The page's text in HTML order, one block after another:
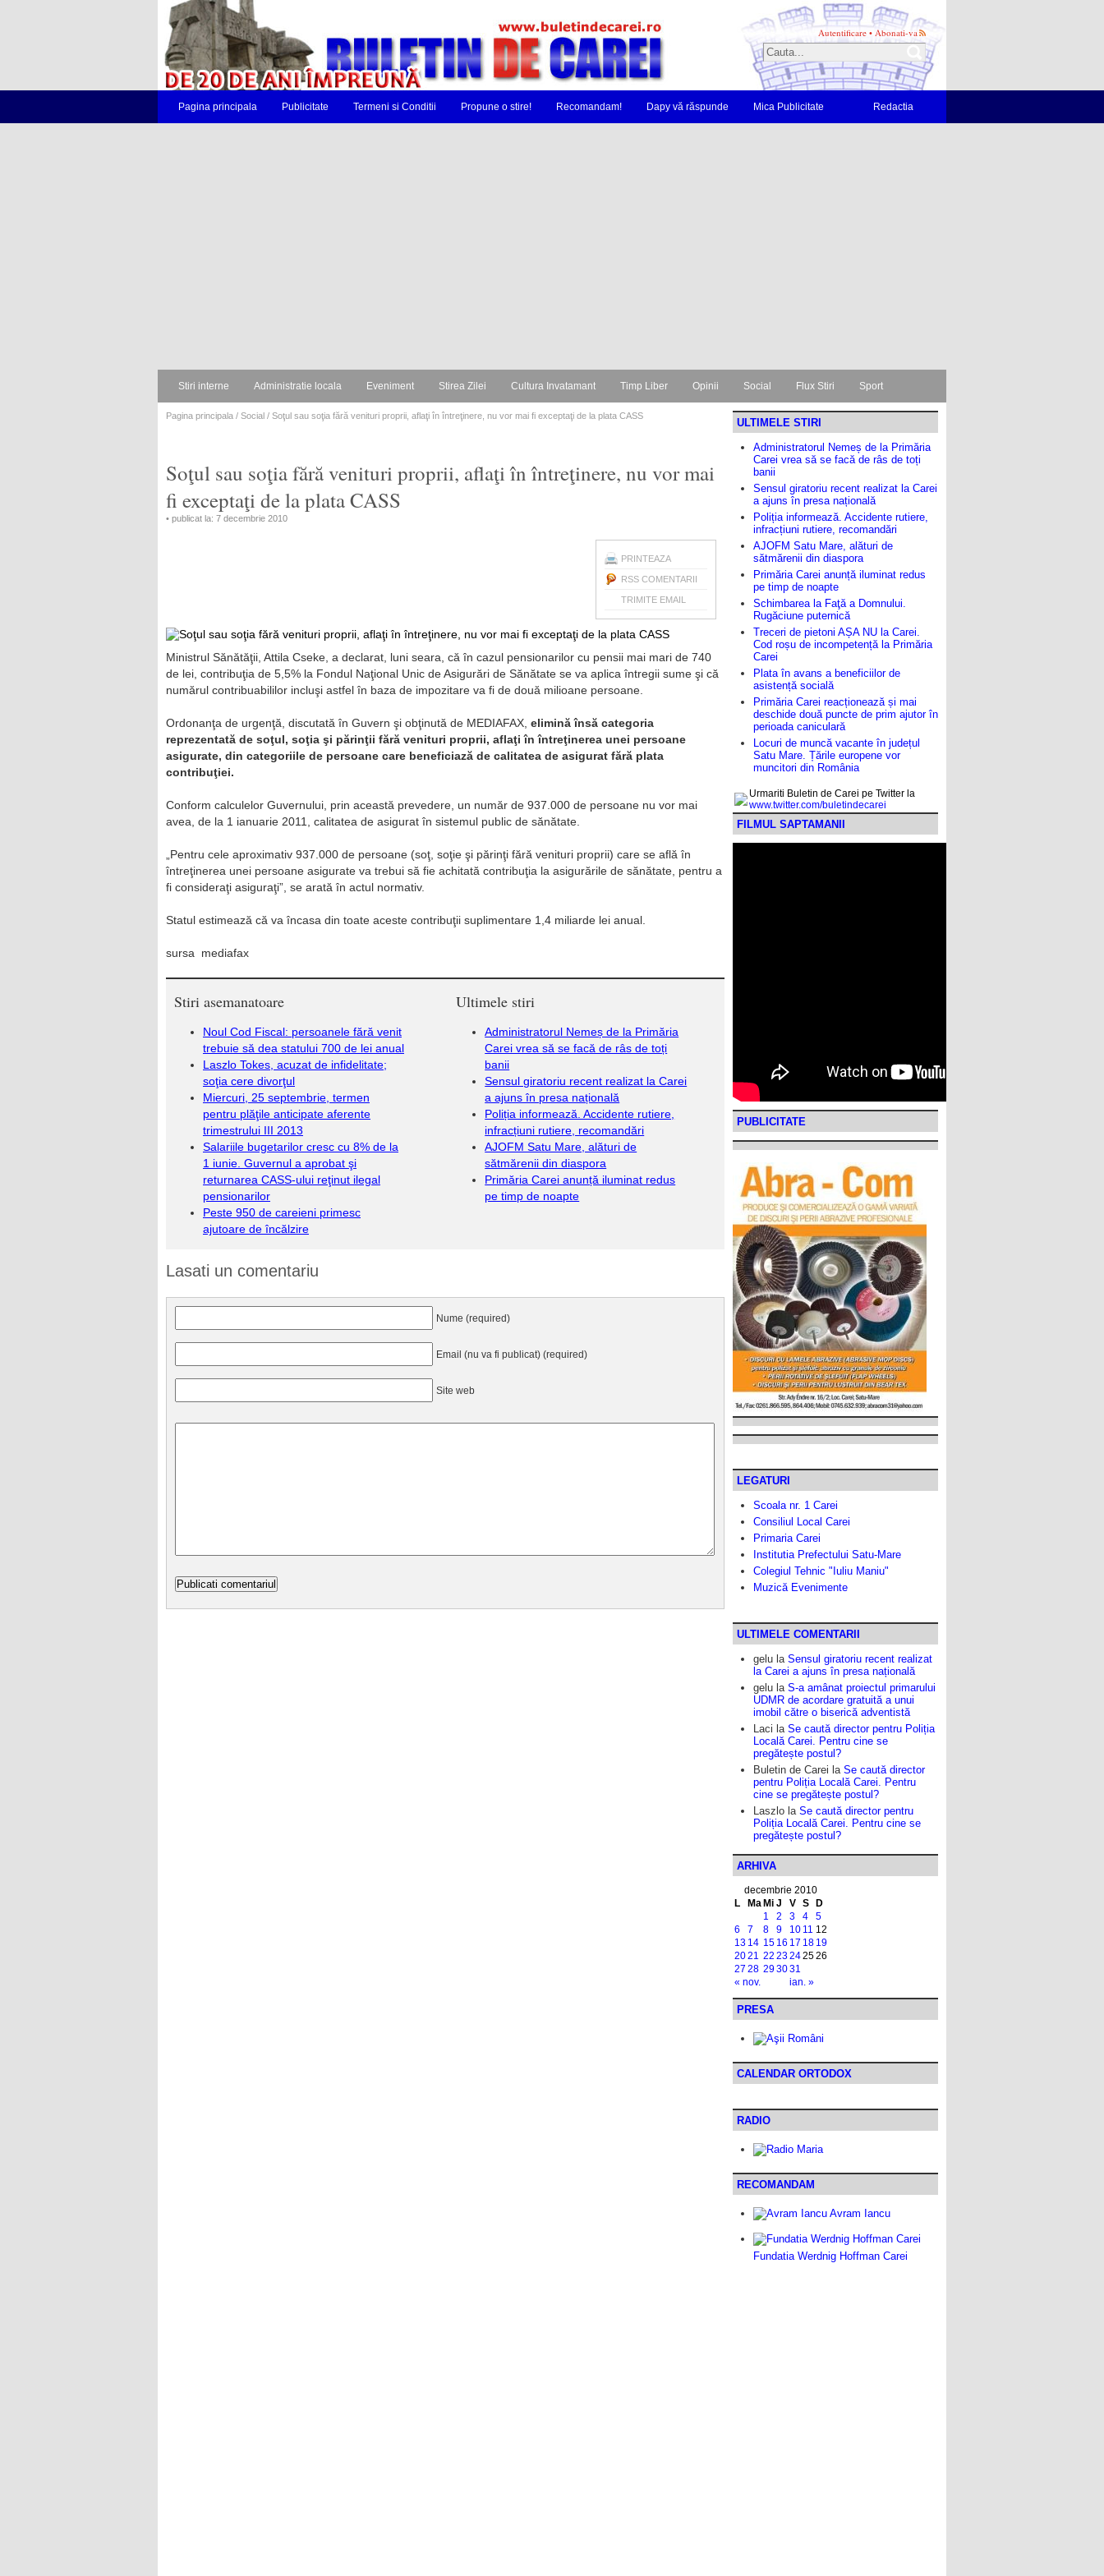
Autentificare • Abonati-va
Pagina principala Publicitate Termeni si Conditii Propune o stire! Recomandam! Dapy vă răspunde Mica Publicitate Redactia
Stiri interne Administratie locala Eveniment Stirea Zilei Cultura Invatamant Timp Liber Opinii Social Flux Stiri Sport
Pagina principala / Social / Soţul sau soţia fără venituri proprii, aflaţi în întreţinere, nu vor mai fi exceptaţi de la plata CASS
Soţul sau soţia fără venituri proprii, aflaţi în întreţinere, nu vor mai
fi exceptaţi de la plata CASS
• publicat la: 7 decembrie 2010
PRINTEAZA
RSS COMENTARII
TRIMITE EMAIL
Ministrul Sănătăţii, Attila Cseke, a declarat, luni seara, că în cazul pensionarilor cu pensii mai mari de 740
de lei, contribuţia de 5,5% la Fondul Naţional Unic de Asigurări de Sănătate se va aplica întregii sume şi că
numărul contribuabililor incluşi astfel în baza de impozitare va fi de două milioane persoane.
Ordonanţa de urgenţă, discutată în Guvern şi obţinută de MEDIAFAX, elimină însă categoria
reprezentată de soţul, soţia şi părinţii fără venituri proprii, aflaţi în întreţinerea unei persoane
asigurate, din categoriile de persoane care beneficiază de calitatea de asigurat fără plata
contribuţiei.
Conform calculelor Guvernului, prin această prevedere, un număr de 937.000 de persoane nu vor mai
avea, de la 1 ianuarie 2011, calitatea de asigurat în sistemul public de sănătate.
„Pentru cele aproximativ 937.000 de persoane (soţ, soţie şi părinţi fără venituri proprii) care se află în
întreţinerea unei persoane asigurate va trebui să fie achitată contribuţia la asigurările de sănătate, pentru a
fi consideraţi asiguraţi”, se arată în actul normativ.
Statul estimează că va încasa din toate aceste contribuţii suplimentare 1,4 miliarde lei anual.
sursa mediafax
Stiri asemanatoare
Noul Cod Fiscal: persoanele fără venit
trebuie să dea statului 700 de lei anual
Laszlo Tokes, acuzat de infidelitate;
soţia cere divorţul
Miercuri, 25 septembrie, termen
pentru plăţile anticipate aferente
trimestrului III 2013
Salariile bugetarilor cresc cu 8% de la
1 iunie. Guvernul a aprobat şi
returnarea CASS-ului reţinut ilegal
pensionarilor
Peste 950 de careieni primesc
ajutoare de încălzire
Ultimele stiri
Administratorul Nemeș de la Primăria
Carei vrea să se facă de râs de toți
banii
Sensul giratoriu recent realizat la Carei
a ajuns în presa națională
Poliția informează. Accidente rutiere,
infracțiuni rutiere, recomandări
AJOFM Satu Mare, alături de
sătmărenii din diaspora
Primăria Carei anunță iluminat redus
pe timp de noapte
Lasati un comentariu
Nume (required)
Email (nu va fi publicat) (required)
Site web
ULTIMELE STIRI
Administratorul Nemeș de la Primăria
Carei vrea să se facă de râs de toți
banii
Sensul giratoriu recent realizat la Carei
a ajuns în presa națională
Poliția informează. Accidente rutiere,
infracțiuni rutiere, recomandări
AJOFM Satu Mare, alături de
sătmărenii din diaspora
Primăria Carei anunță iluminat redus
pe timp de noapte
Schimbarea la Faţă a Domnului.
Rugăciune puternică
Treceri de pietoni AȘA NU la Carei.
Cod roșu de incompetență la Primăria
Carei
Plata în avans a beneficiilor de
asistență socială
Primăria Carei reacționează și mai
deschide două puncte de prim ajutor în
perioada caniculară
Locuri de muncă vacante în județul
Satu Mare. Țările europene vor
muncitori din România
Urmariti Buletin de Carei pe Twitter la
www.twitter.com/buletindecarei
FILMUL SAPTAMANII
PUBLICITATE
LEGATURI
Scoala nr. 1 Carei
Consiliul Local Carei
Primaria Carei
Institutia Prefectului Satu-Mare
Colegiul Tehnic "Iuliu Maniu"
Muzică Evenimente
ULTIMELE COMENTARII
gelu la Sensul giratoriu recent realizat
la Carei a ajuns în presa națională
gelu la S-a amânat proiectul primarului
UDMR de acordare gratuită a unui
imobil către o biserică adventistă
Laci la Se caută director pentru Poliția
Locală Carei. Pentru cine se
pregătește postul?
Buletin de Carei la Se caută director
pentru Poliția Locală Carei. Pentru
cine se pregătește postul?
Laszlo la Se caută director pentru
Poliția Locală Carei. Pentru cine se
pregătește postul?
ARHIVA
decembrie 2010
L
Ma Mi J V S D
« nov. ian. »
1 2 3 4
5
6
7 8 9 10 11 12
13 14 15 16 17 18 19
2021 22 23242526
27 28 293031
PRESA
CALENDAR ORTODOX
RADIO
RECOMANDAM
Avram Iancu
Fundatia Werdnig Hoffman Carei